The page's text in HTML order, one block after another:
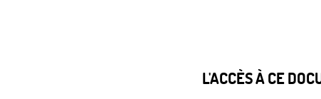
L'ACCÈS À CE